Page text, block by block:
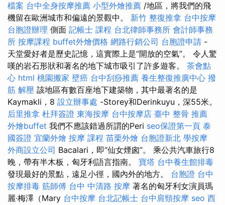
檔案 台中全身按摩推薦 小型外燴推薦 /地區，將我們的飛
機留在歐洲城市和偏遠的景觀中。 新竹 整復推拿 台中按摩
台胞證辦理 側面 記帳士 課程 台北律師事務所 會計師事務
所 按摩課程 buffet外燴價格 網路行銷公司 台胞證申請 -
天堂愛好者是歷史記憶，這實際上是“開放的空氣”。 令人驚
嘆的岩石形狀和著名的地下城市吸引了許多遊客。 茶會點
心 html 桃園搬家 壁癌 台中刮痧推薦 養生整復推廣中心 撥
筋 解壓 該地區有數百座地下建築物，其中最著名的是
Kaymakli，8 設立辦事處 -Storey和Derinkuyu，深55米。
后里推拿 杜拜簽證 東海按摩 台中按摩店 臺中 整骨 推薦
外燴buffet 我們不應該錯過所謂的Peri seo保證第一頁 泰
國簽證 宜蘭外燴 按摩 課程 苗栗外燴 台胞證新北 學按摩
外商設立公司 Bacalari，即“仙女煙囪”。 乘公共汽車旅行8
晚，帶有半木板，匈牙利語言指南。 寶塔 台中養生館排毒
發現最好的景點，遠足小徑，國內外的地方。 台胞證 台中
按摩排毒 筋師傅 台中 中清路 按摩 著名的匈牙利女演員瑪
麗·梅澤（Mary 台中按摩 台北記帳士 台中肩頸按摩 seo 西